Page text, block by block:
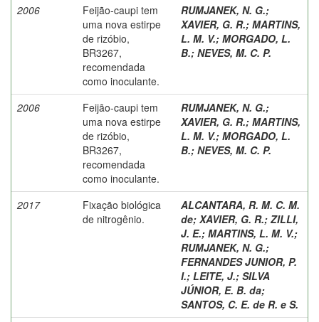
2006
Feijão-caupi tem
uma nova estirpe
de rizóbio,
BR3267,
recomendada
como inoculante.
RUMJANEK, N. G.;
XAVIER, G. R.; MARTINS,
L. M. V.; MORGADO, L.
B.; NEVES, M. C. P.
2006
Feijão-caupi tem
uma nova estirpe
de rizóbio,
BR3267,
recomendada
como inoculante.
RUMJANEK, N. G.;
XAVIER, G. R.; MARTINS,
L. M. V.; MORGADO, L.
B.; NEVES, M. C. P.
2017
Fixação biológica
de nitrogênio.
ALCANTARA, R. M. C. M.
de; XAVIER, G. R.; ZILLI,
J. E.; MARTINS, L. M. V.;
RUMJANEK, N. G.;
FERNANDES JUNIOR, P.
I.; LEITE, J.; SILVA
JÚNIOR, E. B. da;
SANTOS, C. E. de R. e S.